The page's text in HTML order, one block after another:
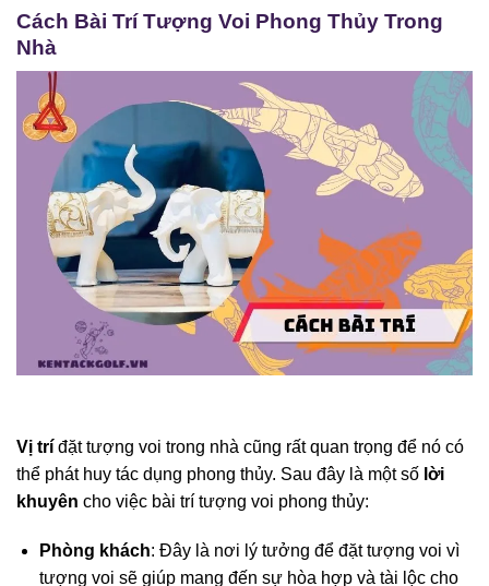
Cách Bài Trí Tượng Voi Phong Thủy Trong
Nhà
Vị trí đặt tượng voi trong nhà cũng rất quan trọng để nó có
thể phát huy tác dụng phong thủy. Sau đây là một số lời
khuyên cho việc bài trí tượng voi phong thủy:
Phòng khách: Đây là nơi lý tưởng để đặt tượng voi vì
tượng voi sẽ giúp mang đến sự hòa hợp và tài lộc cho